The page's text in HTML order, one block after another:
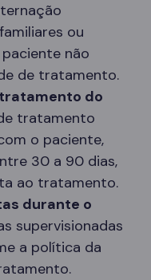
ou
não
de tratamento.
do
tratamento
o paciente,
30 a 90 dias,
ao tratamento.
durante o
supervisionadas
a política da